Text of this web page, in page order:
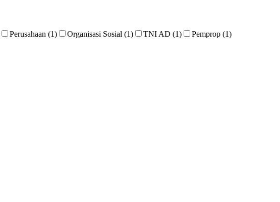
Perusahaan (1) Organisasi Sosial (1) TNI AD (1) Pemprop (1)